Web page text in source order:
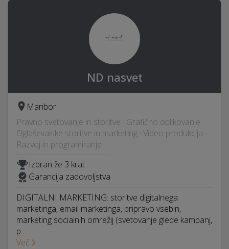
ND nasvet
Maribor
Pravno svetovanje in storitve · Grafično oblikovanje ·
Oglaševalske storitve in marketing · Video produkcija ·
Razvoj in programiranje
Izbran že 3 krat
Garancija zadovoljstva
DIGITALNI MARKETING: storitve digitalnega
marketinga, email marketinga, pripravo vsebin,
marketing socialnih omrežij (svetovanje glede kampanj,
p…
Več